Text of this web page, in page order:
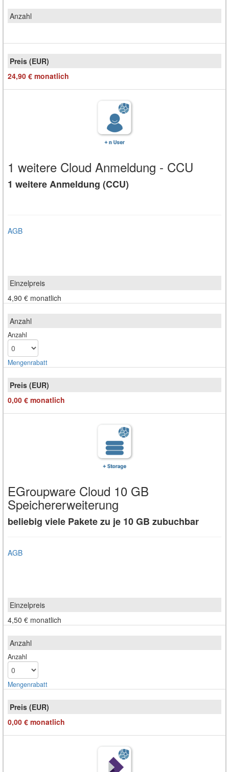
24,90 € monatlich
1 weitere Cloud Anmeldung - CCU
1 weitere Anmeldung (CCU)
AGB
4,90 € monatlich
Anzahl
Mengen­rabatt
0,00 € monatlich
EGroupware Cloud 10 GB
Speichererweiterung
beliebig viele Pakete zu je 10 GB zubuchbar
AGB
4,50 € monatlich
Anzahl
Mengen­rabatt
0,00 € monatlich